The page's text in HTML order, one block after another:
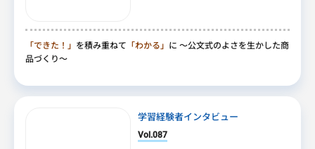
「できた！」 を積み重ねて 「わかる」 に ～公文式のよさを生かした商
品づくり～
学習経験者インタビュー
Vol.087